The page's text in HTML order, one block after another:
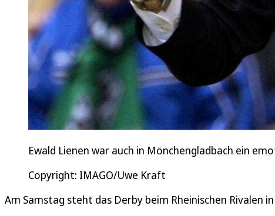
Ewald Lienen war auch in Mönchengladbach ein
Copyright: IMAGO/Uwe Kraft
Am Samstag steht das Derby beim Rheinischen Rivalen